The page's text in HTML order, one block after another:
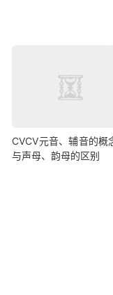
CVCV元音、辅音的概
与声母、韵母的区别